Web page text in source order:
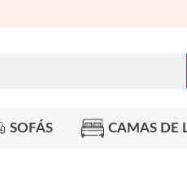
SOFÁS CAMAS DE